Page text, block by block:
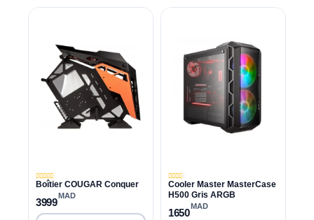
Boîtier COUGAR Conquer
3999
MAD
Cooler Master MasterCase
H500 Gris ARGB
1650
MAD